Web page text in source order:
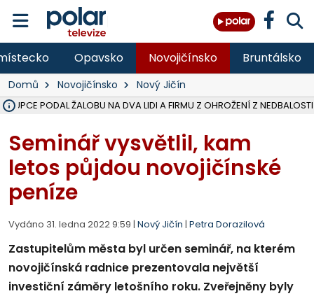
Opavsko Novojičínsko Bruntálsko
Domů Novojičínsko Nový Jičín
PODAL ŽALOBU NA DVA LIDI A FIRMU Z OHROŽENÍ Z NEDBALOSTI
Seminář vysvětlil, kam
letos půjdou novojičínské
peníze
Vydáno 31. ledna 2022 9:59 | Nový Jičín | Petra Dorazilová
Zastupitelům města byl určen seminář, na kterém
novojičínská radnice prezentovala největší
investiční záměry letošního roku. Zveřejněny byly